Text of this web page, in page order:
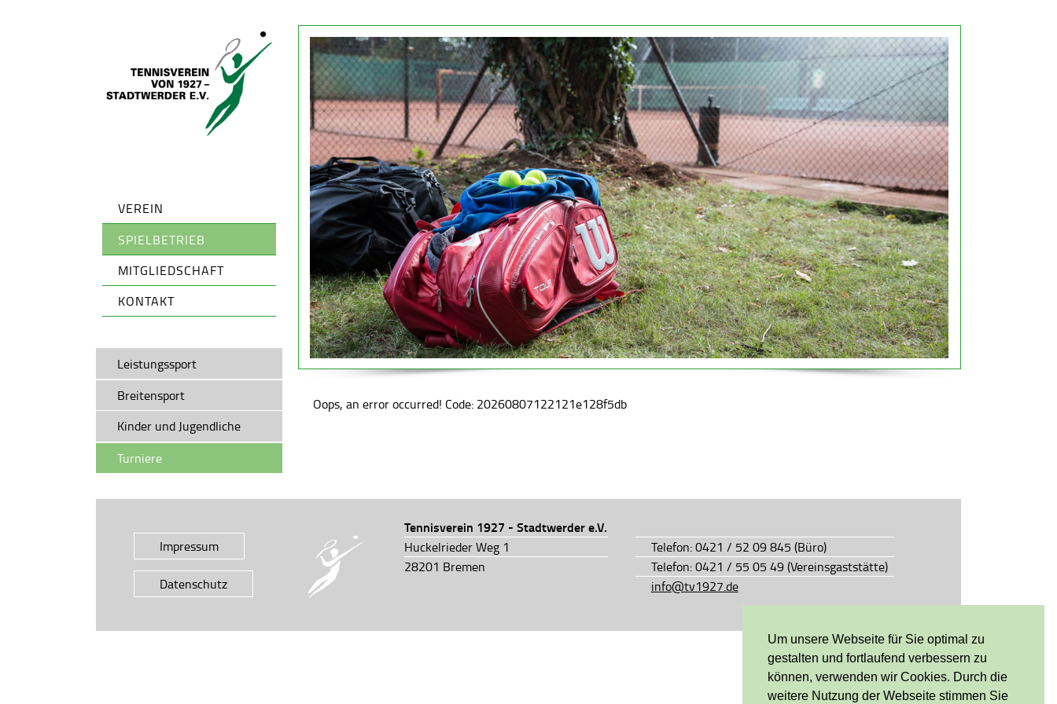
Um unsere Webseite für Sie optimal zu
gestalten und fortlaufend verbessern zu
können, verwenden wir Cookies. Durch die
weitere Nutzung der Webseite stimmen Sie
VEREIN
SPIELBETRIEB
MITGLIEDSCHAFT
KONTAKT
Leistungssport
Trainings- und Spielpläne
Breitensport
Kinder und Jugendliche
Wichtige Informationen
Turniere
Oops, an error occurred! Code: 20260807122121e128f5db
Impressum
Datenschutz
Tennisverein 1927 - Stadtwerder e.V.
Huckelrieder Weg 1
28201 Bremen
Telefon: 0421 / 52 09 845 (Büro)
Telefon: 0421 / 55 05 49 (Vereinsgaststätte)
info@tv1927.de